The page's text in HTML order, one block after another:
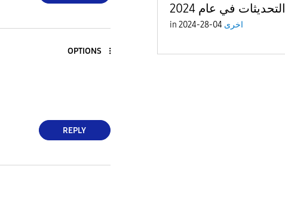
OPTIONS
REPLY
التحديثات في عام 2024
in اخرى 04-28-2024